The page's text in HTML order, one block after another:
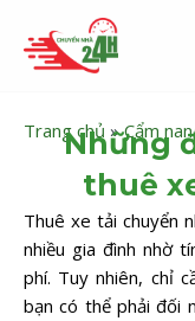
Trang chủ »Cẩm
Những
thuê
Thuê xe tải chuyển
nhiều gia đình nhờ
phí. Tuy nhiên, chỉ
bạn có thể phải đối